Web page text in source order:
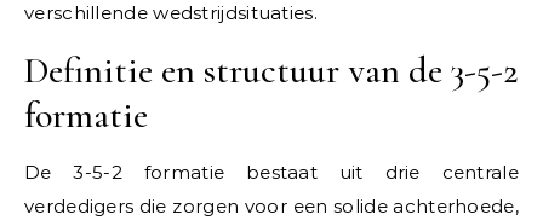
verschillende wedstrijdsituaties.
Definitie en structuur van de 3-5-2
formatie
De 3-5-2 formatie bestaat uit drie centrale
verdedigers die zorgen voor een solide achterhoede,